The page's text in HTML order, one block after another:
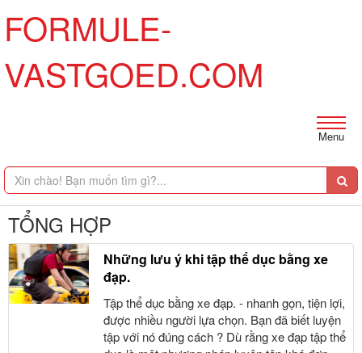
FORMULE-
VASTGOED.COM
Menu
TỔNG HỢP
Những lưu ý khi tập thể dục bằng xe
đạp.
Tập thể dục bằng xe đạp. - nhanh gọn, tiện lợi,
được nhiều người lựa chọn. Bạn đã biết luyện
tập với nó đúng cách ? Dù rằng xe đạp tập thể